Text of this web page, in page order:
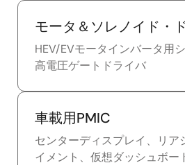
モータ＆ソレノイド・
HEV/EVモータインバータ用
高電圧ゲートドライバ
車載用PMIC
センターディスプレイ、リア
イメント、仮想ダッシュボー